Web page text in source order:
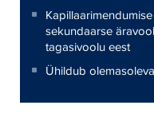
sekundaarse
tagasivoolu eest
Ühildub olemasoleva